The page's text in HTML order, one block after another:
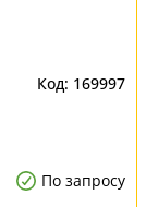
169997
По запросу